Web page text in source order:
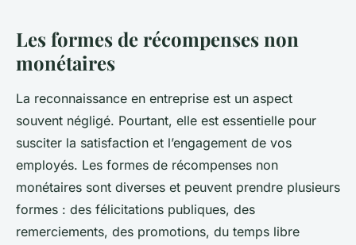
Les formes de récompenses non
monétaires
La reconnaissance en entreprise est un aspect
souvent négligé. Pourtant, elle est essentielle pour
susciter la satisfaction et l’engagement de vos
employés. Les formes de récompenses non
monétaires sont diverses et peuvent prendre plusieurs
formes : des félicitations publiques, des
remerciements, des promotions, du temps libre